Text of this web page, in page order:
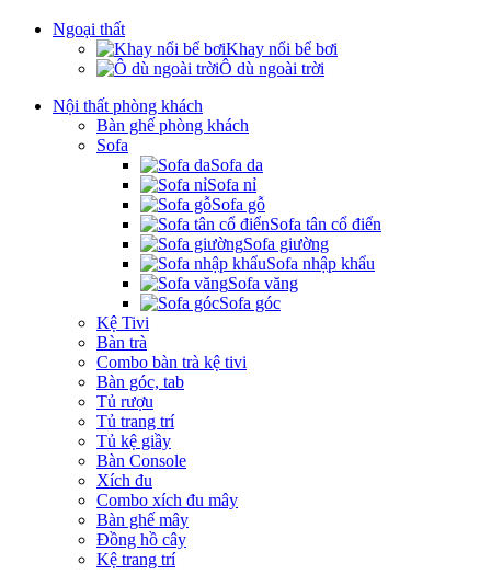
Ngoại thất
Khay nổi bể bơi
Ô dù ngoài trời
Nội thất phòng khách
Bàn ghế phòng khách
Sofa
Sofa da
Sofa nỉ
Sofa gỗ
Sofa tân cổ điển
Sofa giường
Sofa nhập khẩu
Sofa văng
Sofa góc
Kệ Tivi
Bàn trà
Combo bàn trà kệ tivi
Bàn góc, tab
Tủ rượu
Tủ trang trí
Tủ kệ giầy
Bàn Console
Xích đu
Combo xích đu mây
Bàn ghế mây
Đồng hồ cây
Kệ trang trí